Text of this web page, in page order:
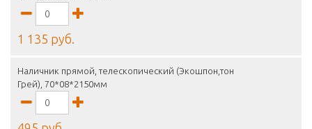
1 135 руб.
Наличник прямой, телескопический (Экошпон,тон
Грей), 70*08*2150мм